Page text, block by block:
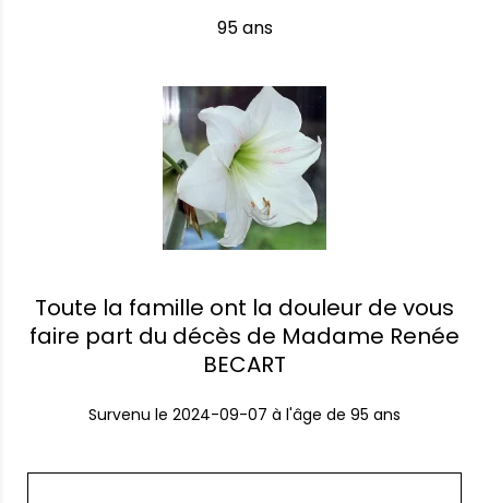
95 ans
Toute la famille ont la douleur de vous
faire part du décès de Madame Renée
BECART
Survenu le 2024-09-07 à l'âge de 95 ans